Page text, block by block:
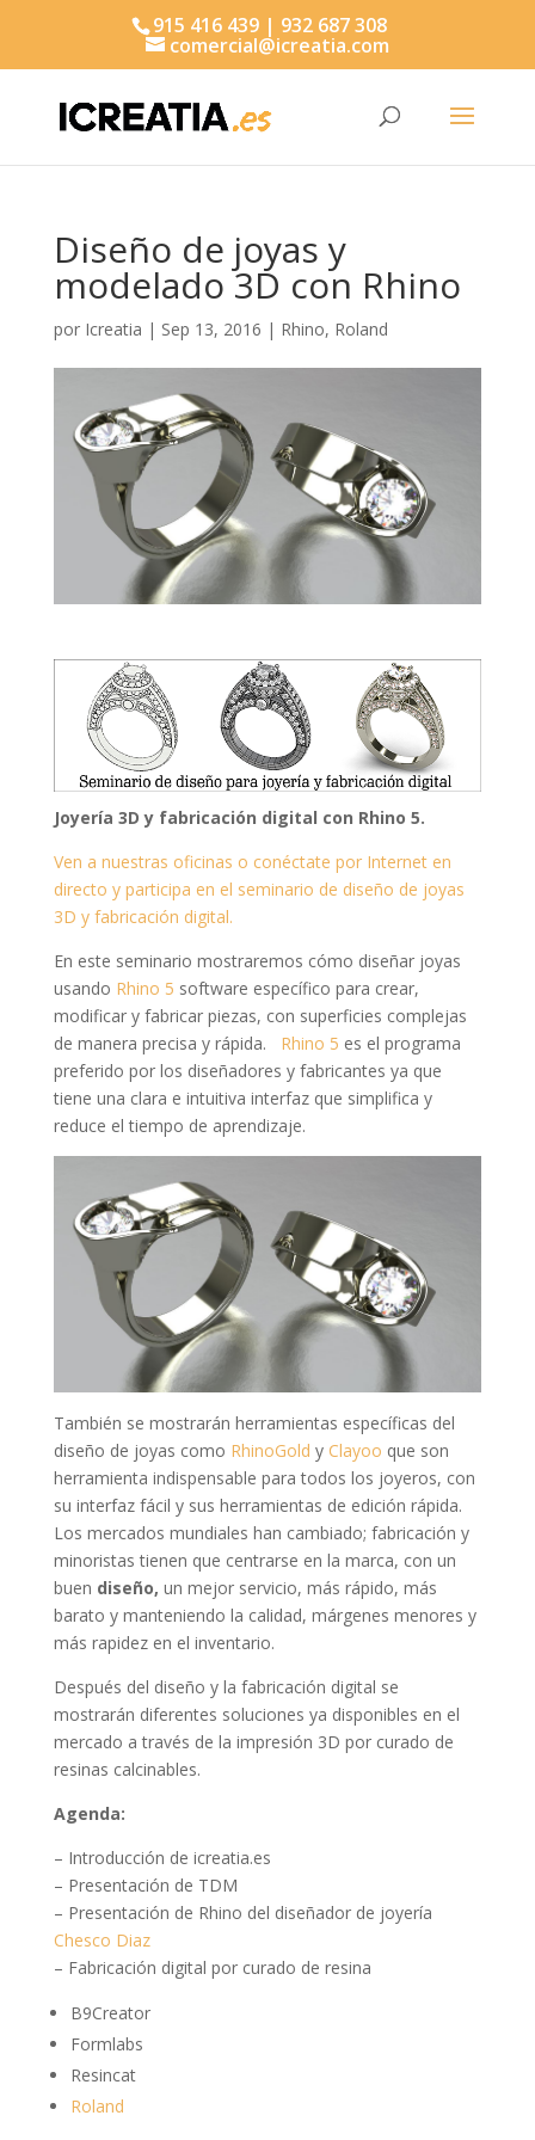
915 416 439 | 932 687 308
comercial@icreatia.com
Diseño de joyas y
modelado 3D con Rhino
por Icreatia | Sep 13, 2016 | Rhino, Roland
Joyería 3D y fabricación digital con Rhino 5.
Ven a nuestras oficinas o conéctate por Internet en
directo y participa en el seminario de diseño de joyas
3D y fabricación digital.
En este seminario mostraremos cómo diseñar joyas
usando Rhino 5 software específico para crear,
modificar y fabricar piezas, con superficies complejas
de manera precisa y rápida. Rhino 5 es el programa
preferido por los diseñadores y fabricantes ya que
tiene una clara e intuitiva interfaz que simplifica y
reduce el tiempo de aprendizaje.
También se mostrarán herramientas específicas del
diseño de joyas como RhinoGold y Clayoo que son
herramienta indispensable para todos los joyeros, con
su interfaz fácil y sus herramientas de edición rápida.
Los mercados mundiales han cambiado; fabricación y
minoristas tienen que centrarse en la marca, con un
buen diseño, un mejor servicio, más rápido, más
barato y manteniendo la calidad, márgenes menores y
más rapidez en el inventario.
Después del diseño y la fabricación digital se
mostrarán diferentes soluciones ya disponibles en el
mercado a través de la impresión 3D por curado de
resinas calcinables.
Agenda:
– Introducción de icreatia.es
– Presentación de TDM
– Presentación de Rhino del diseñador de joyería
Chesco Diaz
– Fabricación digital por curado de resina
B9Creator
Formlabs
Resincat
Roland